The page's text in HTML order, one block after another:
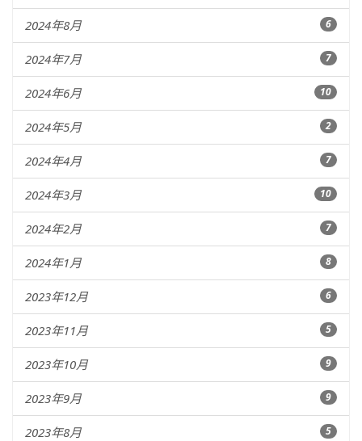
2024年8月 6
2024年7月 7
2024年6月 10
2024年5月 2
2024年4月 7
2024年3月 10
2024年2月 7
2024年1月 8
2023年12月 6
2023年11月 5
2023年10月 9
2023年9月 9
2023年8月 5